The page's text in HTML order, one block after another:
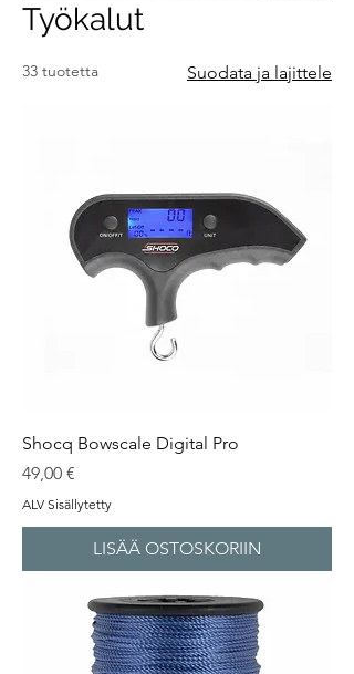
Työkalut
33 tuotetta Suodata ja lajittele
Shocq Bowscale Digital Pro
Hinta
49,00 €
ALV Sisällytetty
LISÄÄ OSTOSKORIIN